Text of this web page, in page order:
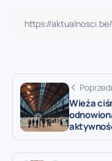
Wieża